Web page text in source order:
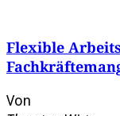
Flexible
Von